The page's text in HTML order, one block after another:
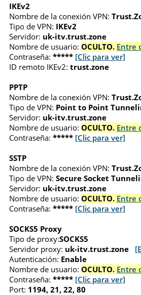
IKEv2
Nombre de la conexión VPN:
Tipo de VPN: IKEv2
Servidor: uk-itv.trust.zone
Nombre de usuario: OCULTO. Entre
Contraseña: ***** [Clic para ver]
ID remoto IKEv2: trust.zone
PPTP
Nombre de la conexión VPN:
Tipo de VPN: Point to Point
Servidor: uk-itv.trust.zone
Nombre de usuario: OCULTO. Entre
Contraseña: ***** [Clic para ver]
SSTP
Nombre de la conexión VPN:
Tipo de VPN: Secure Socket
Servidor: uk-itv.trust.zone
Nombre de usuario: OCULTO. Entre
Contraseña: ***** [Clic para ver]
SOCKS5 Proxy
Tipo de proxy:SOCKS5
Servidor proxy: uk-itv.trust.zone
Autenticación: Enable
Nombre de usuario: OCULTO. Entre
Contraseña: ***** [Clic para ver]
Port: 1194, 21, 22, 80